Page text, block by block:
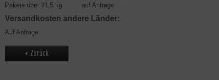
Pakete über 31,5 kg auf Anfrage
Versandkosten andere Länder:
Auf Anfrage
Zurück